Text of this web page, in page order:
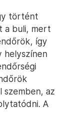
történt
a buli, mert
így
helyszínen
szemben, az
A